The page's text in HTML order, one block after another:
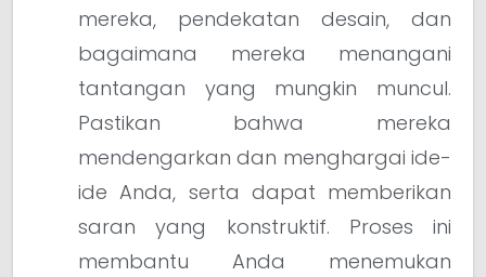
mereka, pendekatan desain, dan
bagaimana mereka menangani
tantangan yang mungkin muncul.
Pastikan bahwa mereka
mendengarkan dan menghargai ide-
ide Anda, serta dapat memberikan
saran yang konstruktif. Proses ini
membantu Anda menemukan